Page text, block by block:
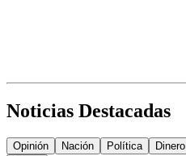
Noticias Destacadas
Opinión Nación Política Dinero